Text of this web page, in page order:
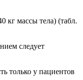
кг массы тела) (табл.
следует
только у пациентов